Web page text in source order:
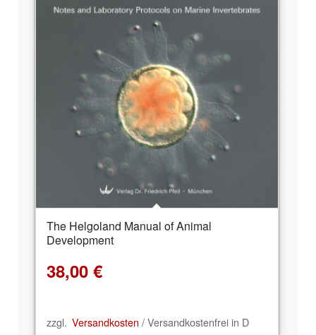
The Helgoland Manual of Animal
Development
38,00 €
zzgl. Versandkosten / Versandkostenfrei in D